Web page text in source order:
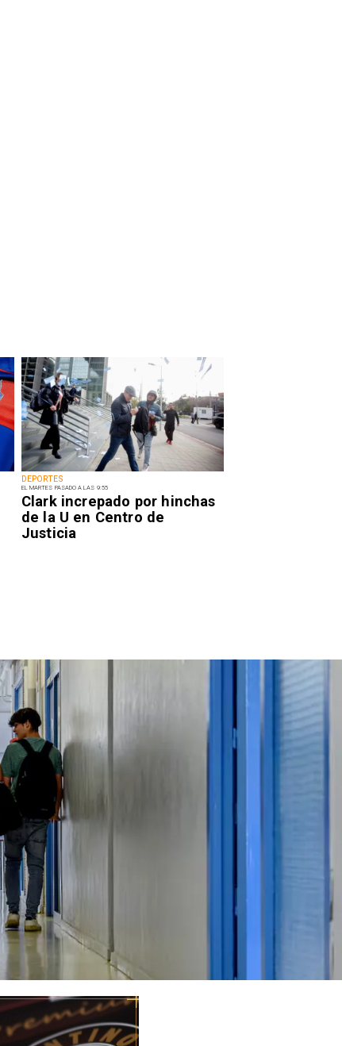
DEPORTES
EL MARTES PASADO A LAS 9:55
Clark increpado por hinchas
de la U en Centro de
Justicia